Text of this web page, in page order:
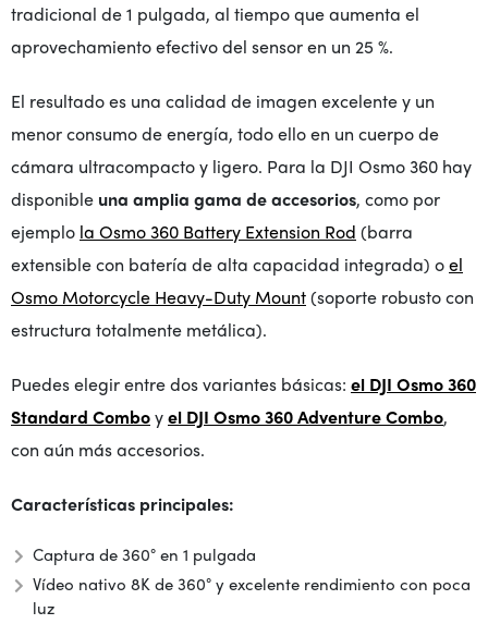
tradicional de 1 pulgada, al tiempo que aumenta el
aprovechamiento efectivo del sensor en un 25 %.
El resultado es una calidad de imagen excelente y un
menor consumo de energía, todo ello en un cuerpo de
cámara ultracompacto y ligero. Para la DJI Osmo 360 hay
disponible una amplia gama de accesorios, como por
ejemplo la Osmo 360 Battery Extension Rod (barra
extensible con batería de alta capacidad integrada) oel
Osmo Motorcycle Heavy-Duty Mount(soporte robusto con
estructura totalmente metálica).
Puedes elegir entre dos variantes básicas: el DJI Osmo 360
Standard Comboyel DJI Osmo 360 Adventure Combo,
con aún más accesorios.
Características principales:
Captura de 360° en 1 pulgada
Vídeo nativo 8K de 360° y excelente rendimiento con poca
luz